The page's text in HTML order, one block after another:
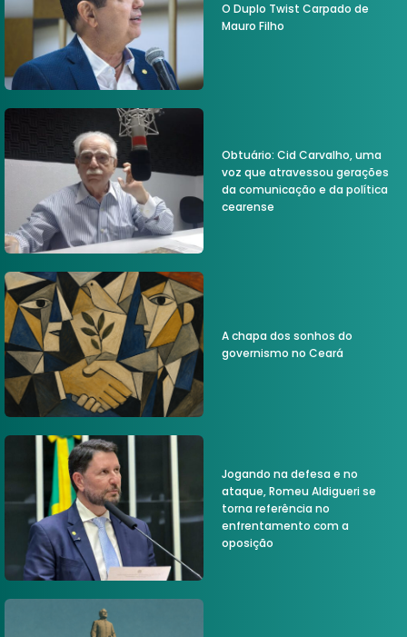
O Duplo Twist Carpado de
Mauro Filho
Obtuário: Cid Carvalho, uma
voz que atravessou gerações
da comunicação e da política
cearense
A chapa dos sonhos do
governismo no Ceará
Jogando na defesa e no
ataque, Romeu Aldigueri se
torna referência no
enfrentamento com a
oposição